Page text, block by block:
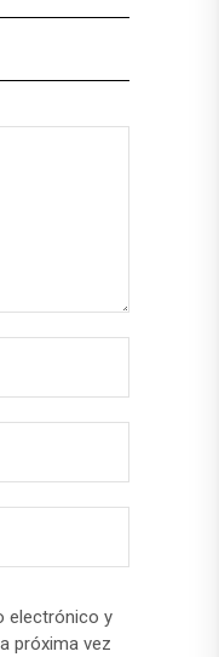
electrónico y
próxima vez